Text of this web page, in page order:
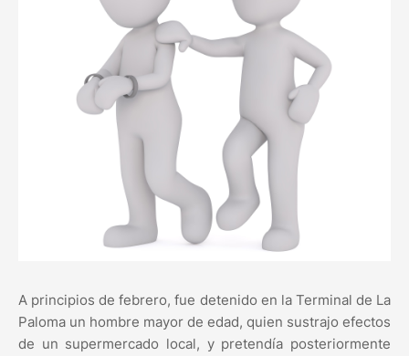
A principios de febrero, fue detenido en la Terminal de La
Paloma un hombre mayor de edad, quien sustrajo efectos
de un supermercado local, y pretendía posteriormente